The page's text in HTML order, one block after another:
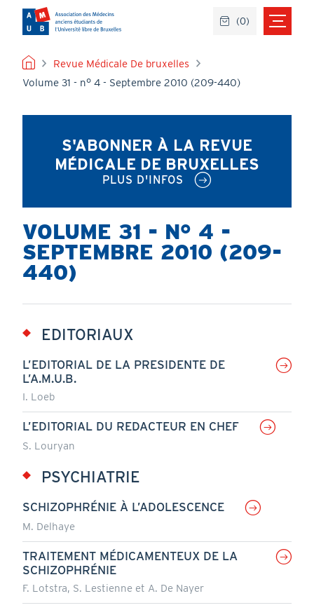
contenu
principal
FIL
D'ARIANE
Revue Médicale De bruxelles
Volume 31 - n° 4 - Septembre 2010 (209-440)
VOLUME 31 - N° 4 -
SEPTEMBRE 2010 (209-
440)
EDITORIAUX
L’EDITORIAL DE LA PRESIDENTE DE
L’A.M.U.B.
I. Loeb
L’EDITORIAL DU REDACTEUR EN CHEF
S. Louryan
PSYCHIATRIE
SCHIZOPHRÉNIE À L’ADOLESCENCE
M. Delhaye
TRAITEMENT MÉDICAMENTEUX DE LA
SCHIZOPHRÉNIE
F. Lotstra, S. Lestienne et A. De Nayer
S'ABONNER À LA REVUE
MÉDICALE DE BRUXELLES
PLUS D'INFOS
(0)